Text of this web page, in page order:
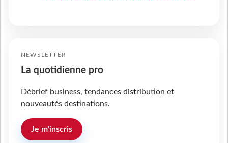
NEWSLETTER
La quotidienne pro
Débrief business, tendances distribution et
nouveautés destinations.
Je m'inscris